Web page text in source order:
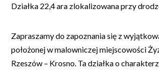
Działka 22,4 ara zlokalizowana przy
Zapraszamy do zapoznania się z
położonej w malowniczej miejscowości
Rzeszów – Krosno. Ta działka o